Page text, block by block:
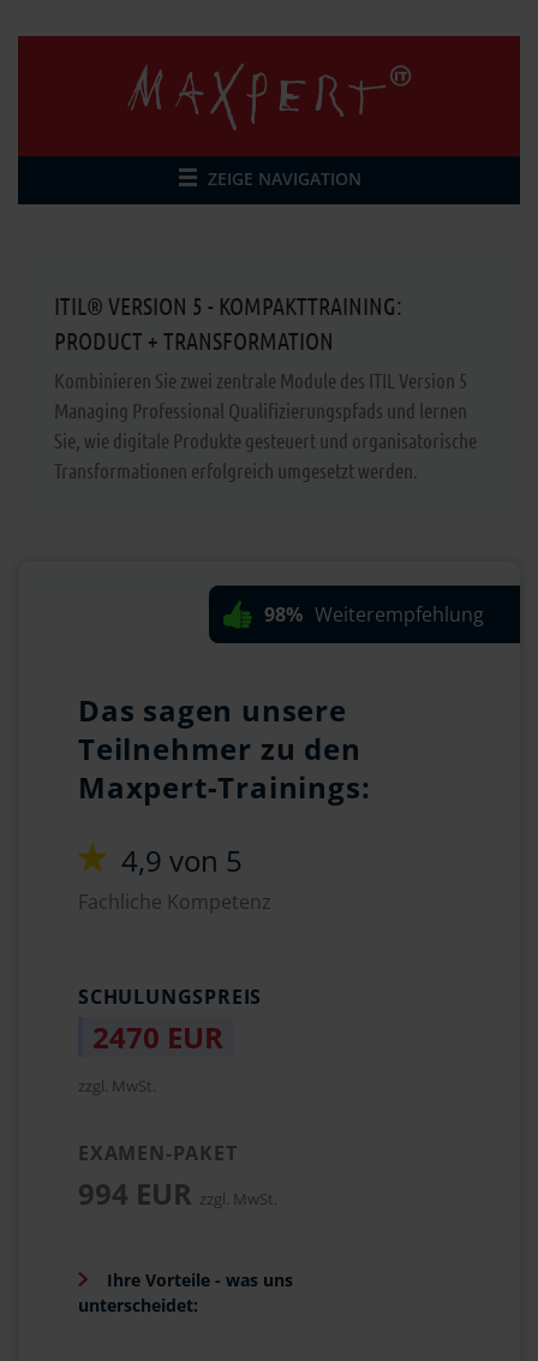
ZEIGE NAVIGATION
ITIL® VERSION 5 - KOMPAKTTRAINING:
PRODUCT + TRANSFORMATION
Kombinieren Sie zwei zentrale Module des ITIL Version 5
Managing Professional Qualifizierungspfads und lernen
Sie, wie digitale Produkte gesteuert und organisatorische
Transformationen erfolgreich umgesetzt werden.
98% Weiterempfehlung
Das sagen unsere
Teilnehmer zu den
Maxpert-Trainings:
4,9 von 5
Fachliche Kompetenz
SCHULUNGSPREIS
2470 EUR
zzgl. MwSt.
EXAMEN-PAKET
994 EUR zzgl. MwSt.
Ihre Vorteile - was uns
unterscheidet: